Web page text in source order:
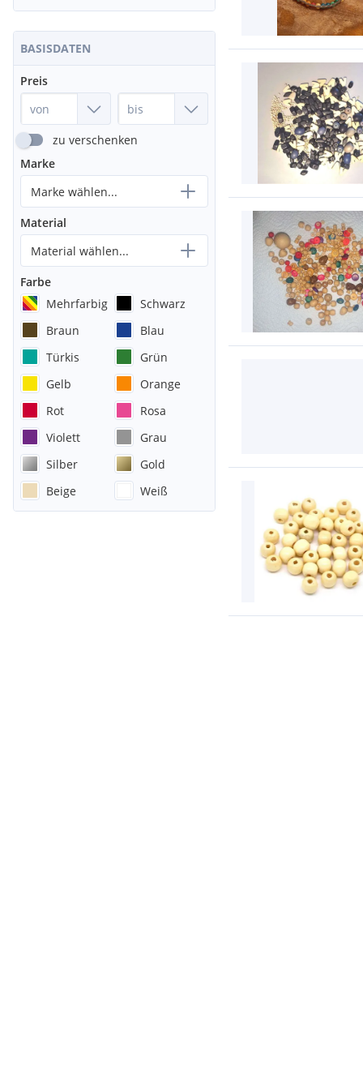
BASISDATEN
Preis
zu verschenken
Marke
Marke wählen...
Material
Material wählen...
Farbe
Mehrfarbig
Schwarz
Braun
Blau
Türkis
Grün
Gelb
Orange
Rot
Rosa
Violett
Grau
Silber
Gold
Beige
Weiß